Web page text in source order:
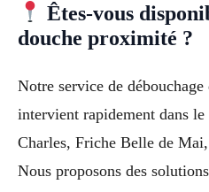
Êtes-vous
douche proximité ?
Notre service de
intervient rapidement dans le
Charles, Friche Belle de
Nous proposons des